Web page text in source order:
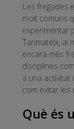
Les fregades
molt comuns
experimentar
Tanmateix, al
encara més
disciplines
a una activitat
com evitar les
Què és